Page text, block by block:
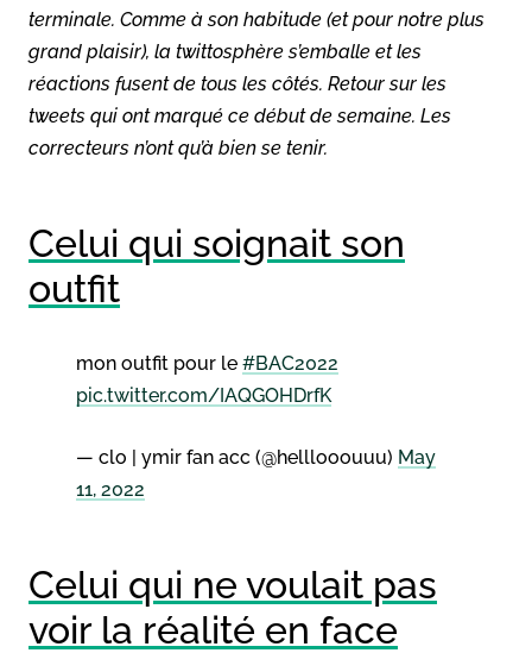
terminale. Comme à son habitude (et pour notre plus
grand plaisir), la twittosphère s’emballe et les
réactions fusent de tous les côtés. Retour sur les
tweets qui ont marqué ce début de semaine. Les
correcteurs n’ont qu’à bien se tenir.
Celui qui soignait son
outfit
mon outfit pour le #BAC2022
pic.twitter.com/IAQGOHDrfK
— clo | ymir fan acc (@helllooouuu) May
11, 2022
Celui qui ne voulait pas
voir la réalité en face